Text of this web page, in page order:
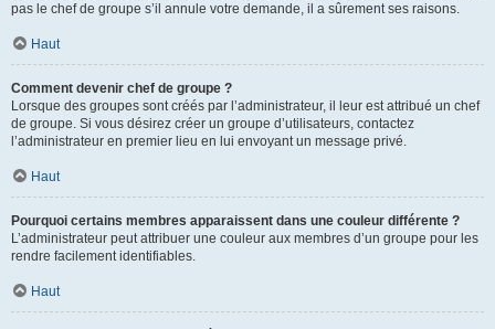
pas le chef de groupe s’il annule votre demande, il a sûrement ses raisons.
Haut
Comment devenir chef de groupe ?
Lorsque des groupes sont créés par l’administrateur, il leur est attribué un chef
de groupe. Si vous désirez créer un groupe d’utilisateurs, contactez
l’administrateur en premier lieu en lui envoyant un message privé.
Haut
Pourquoi certains membres apparaissent dans une couleur différente ?
L’administrateur peut attribuer une couleur aux membres d’un groupe pour les
rendre facilement identifiables.
Haut